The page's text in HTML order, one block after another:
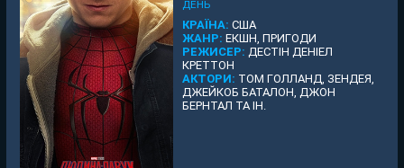
ДЕНЬ
КРАЇНА: США
ЖАНР: ЕКШН, ПРИГОДИ
РЕЖИСЕР: ДЕСТІН ДЕНІЕЛ
КРЕТТОН
АКТОРИ: ТОМ ГОЛЛАНД, ЗЕНДЕЯ,
ДЖЕЙКОБ БАТАЛОН, ДЖОН
БЕРНТАЛ ТА ІН.